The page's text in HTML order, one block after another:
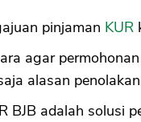
pinjaman KUR
agar
alasan
BJB adalah solusi